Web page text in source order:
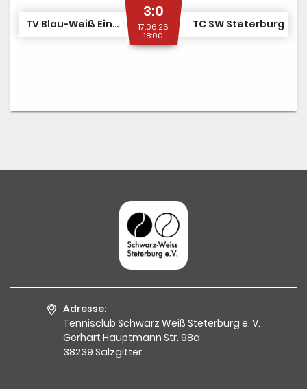
TV Blau-Weiß Einbeck e.V.
3:0
17.06.26
18:00
TC SW Steterburg
Adresse:
Tennisclub Schwarz Weiß Steterburg e. V.
Gerhart Hauptmann Str. 98a
38239 Salzgitter